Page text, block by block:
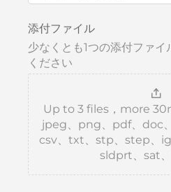
添付ファイル
少なくとも1つの添付ファ
ください
Up to 3 files，more
jpeg、png、pdf、doc
csv、txt、stp、step、
sldprt、sat